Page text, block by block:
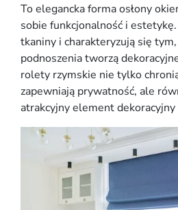
To elegancka forma osłony
sobie funkcjonalność i
tkaniny i charakteryzują się tym,
podnoszenia tworzą
rolety rzymskie nie tylko
zapewniają prywatność, ale
atrakcyjny element